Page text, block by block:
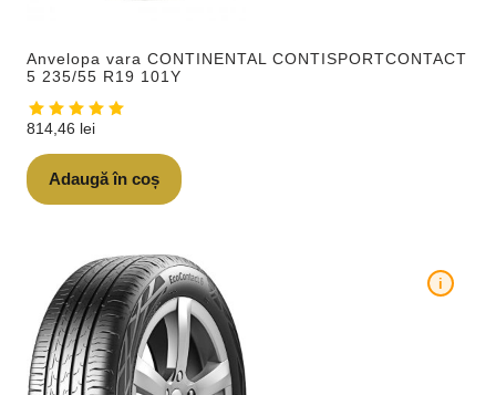
Anvelopa vara CONTINENTAL CONTISPORTCONTACT
5 235/55 R19 101Y
814,46 lei
Adaugă în coș
i